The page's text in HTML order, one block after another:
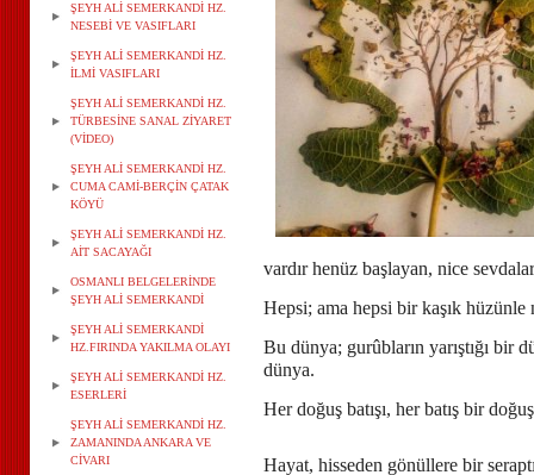
ŞEYH ALİ SEMERKANDİ HZ.
NESEBİ VE VASIFLARI
ŞEYH ALİ SEMERKANDİ HZ.
İLMİ VASIFLARI
ŞEYH ALİ SEMERKANDİ HZ.
TÜRBESİNE SANAL ZİYARET
(VİDEO)
ŞEYH ALİ SEMERKANDİ HZ.
CUMA CAMİ-BERÇİN ÇATAK
KÖYÜ
ŞEYH ALİ SEMERKANDİ HZ.
AİT SACAYAĞI
OSMANLI BELGELERİNDE
ŞEYH ALİ SEMERKANDİ
ŞEYH ALİ SEMERKANDİ
HZ.FIRINDA YAKILMA OLAYI
ŞEYH ALİ SEMERKANDİ HZ.
ESERLERİ
ŞEYH ALİ SEMERKANDİ HZ.
ZAMANINDA ANKARA VE
CİVARI
vardır henüz başlayan, nice
Hepsi; ama hepsi bir kaşık
Bu dünya; gurûbların yarıştığı bir
dünya.
Her doğuş batışı, her batış bir
Hayat, hisseden gönüllere bir